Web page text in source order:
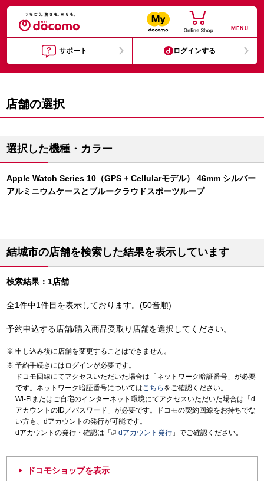
MENU
サポート ログインする
店舗の選択
選択した機種・カラー
Apple Watch Series 10（GPS + Cellularモデル） 46mm シルバー
アルミニウムケースとブルークラウドスポーツループ
結城市の店舗を検索した結果を表示しています
検索結果：1店舗
全1件中1件目を表示しております。(50音順)
予約申込する店舗/購入商品受取り店舗を選択してください。
申し込み後に店舗を変更することはできません。
予約手続きにはログインが必要です。
ドコモ回線にてアクセスいただいた場合は「ネットワーク暗証番号」が必要
です。ネットワーク暗証番号についてはこちら をご確認ください。
Wi-Fiまたはご自宅のインターネット環境にてアクセスいただいた場合は「d
アカウントのID／パスワード」が必要です。ドコモの契約回線をお持ちでな
い方も、dアカウントの発行が可能です。
dアカウントの発行・確認は「
dアカウント発行 」でご確認ください。
ドコモショップを表示